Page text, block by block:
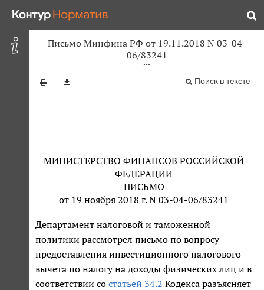
Письмо Минфина РФ от 19.11.2018 N 03-04-
06/83241
Поиск в тексте
МИНИСТЕРСТВО ФИНАНСОВ РОССИЙСКОЙ
ФЕДЕРАЦИИ
ПИСЬМО
от 19 ноября 2018 г. N 03-04-06/83241
Департамент налоговой и таможенной
политики рассмотрел письмо по вопросу
предоставления инвестиционного налогового
вычета по налогу на доходы физических лиц и в
соответствии со статьей 34.2 Кодекса разъясняет